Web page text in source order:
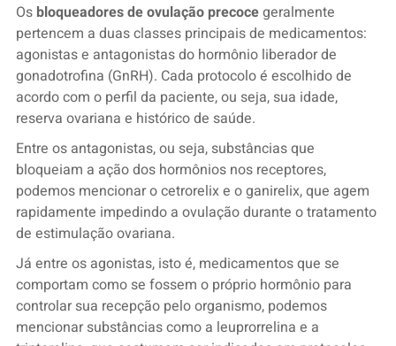
Os bloqueadores de ovulação precocegeralmente
pertencem a duas classes principais de medicamentos:
agonistas e antagonistas do hormônio liberador de
gonadotrofina (GnRH). Cada protocolo é escolhido de
acordo com o perfil da paciente, ou seja, sua idade,
reserva ovariana e histórico de saúde.
Entre os antagonistas, ou seja, substâncias que
bloqueiam a ação dos hormônios nos receptores,
podemos mencionar o cetrorelix e o ganirelix, que agem
rapidamente impedindo a ovulação durante o tratamento
de estimulação ovariana.
Já entre os agonistas, isto é, medicamentos que se
comportam como se fossem o próprio hormônio para
controlar sua recepção pelo organismo, podemos
mencionar substâncias como a leuprorrelina e a